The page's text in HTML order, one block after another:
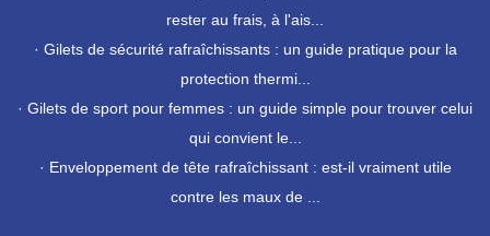
rester au frais, à l'ais...
· Gilets de sécurité rafraîchissants : un guide pratique pour la
protection thermi...
· Gilets de sport pour femmes : un guide simple pour trouver celui
qui convient le...
· Enveloppement de tête rafraîchissant : est-il vraiment utile
contre les maux de ...